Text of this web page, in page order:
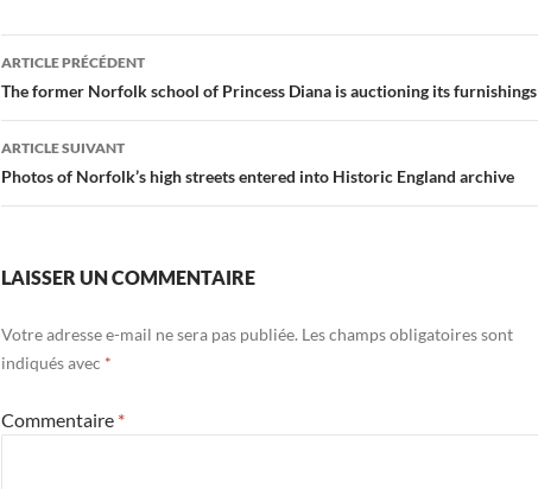
Navigation
des
articles
ARTICLE PRÉCÉDENT
The former Norfolk school of Princess Diana is auctioning its furnishings
ARTICLE SUIVANT
Photos of Norfolk’s high streets entered into Historic England archive
LAISSER UN COMMENTAIRE
Votre adresse e-mail ne sera pas publiée. Les champs obligatoires sont
indiqués avec *
Commentaire *